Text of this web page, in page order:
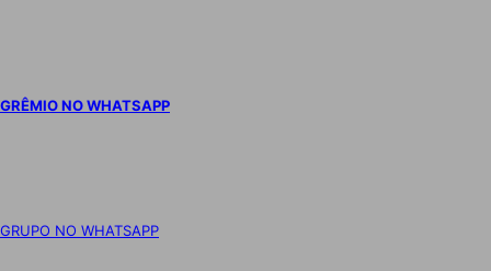
GRÊMIO NO WHATSAPP
GRUPO NO WHATSAPP